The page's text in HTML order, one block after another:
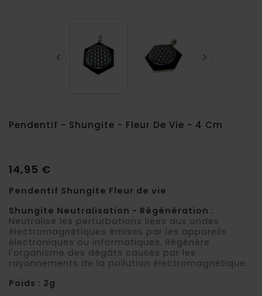
 
Pendentif - Shungite - Fleur De Vie - 4 Cm
14,95 €
Pendentif Shungite Fleur de vie
Shungite Neutralisation - Régénération :
Neutralise les perturbations liées aux ondes
électromagnétiques émises par les appareils
électroniques ou informatiques. Régénère
l'organisme des dégâts causés par les
rayonnements de la pollution électromagnétique.
Poids : 2g